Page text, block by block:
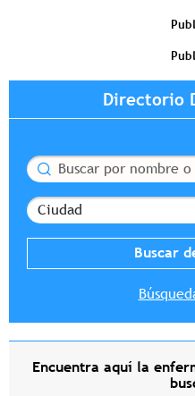
Directorio
Buscar
Ciudad
Encuentra aquí la